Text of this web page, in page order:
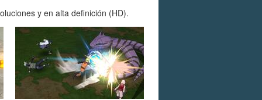
y en alta definición (HD).